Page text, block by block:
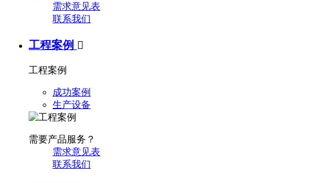
需求意见表
联系我们
工程案例 
工程案例
成功案例
生产设备
需要产品服务？
需求意见表
联系我们